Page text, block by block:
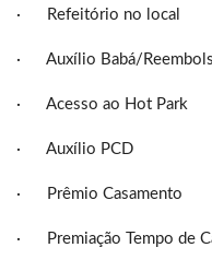
· Refeitório no local
· Auxílio Babá/
· Acesso ao Hot Park
· Auxílio PCD
· Prêmio Casamento
· Premiação Tempo de